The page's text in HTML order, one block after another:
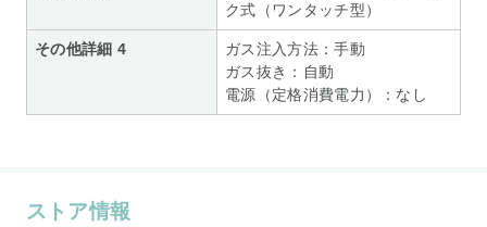
ク式（ワンタッチ型）
その他詳細 4
ガス注入方法：手動
ガス抜き：自動
電源（定格消費電力）：なし
ストア情報